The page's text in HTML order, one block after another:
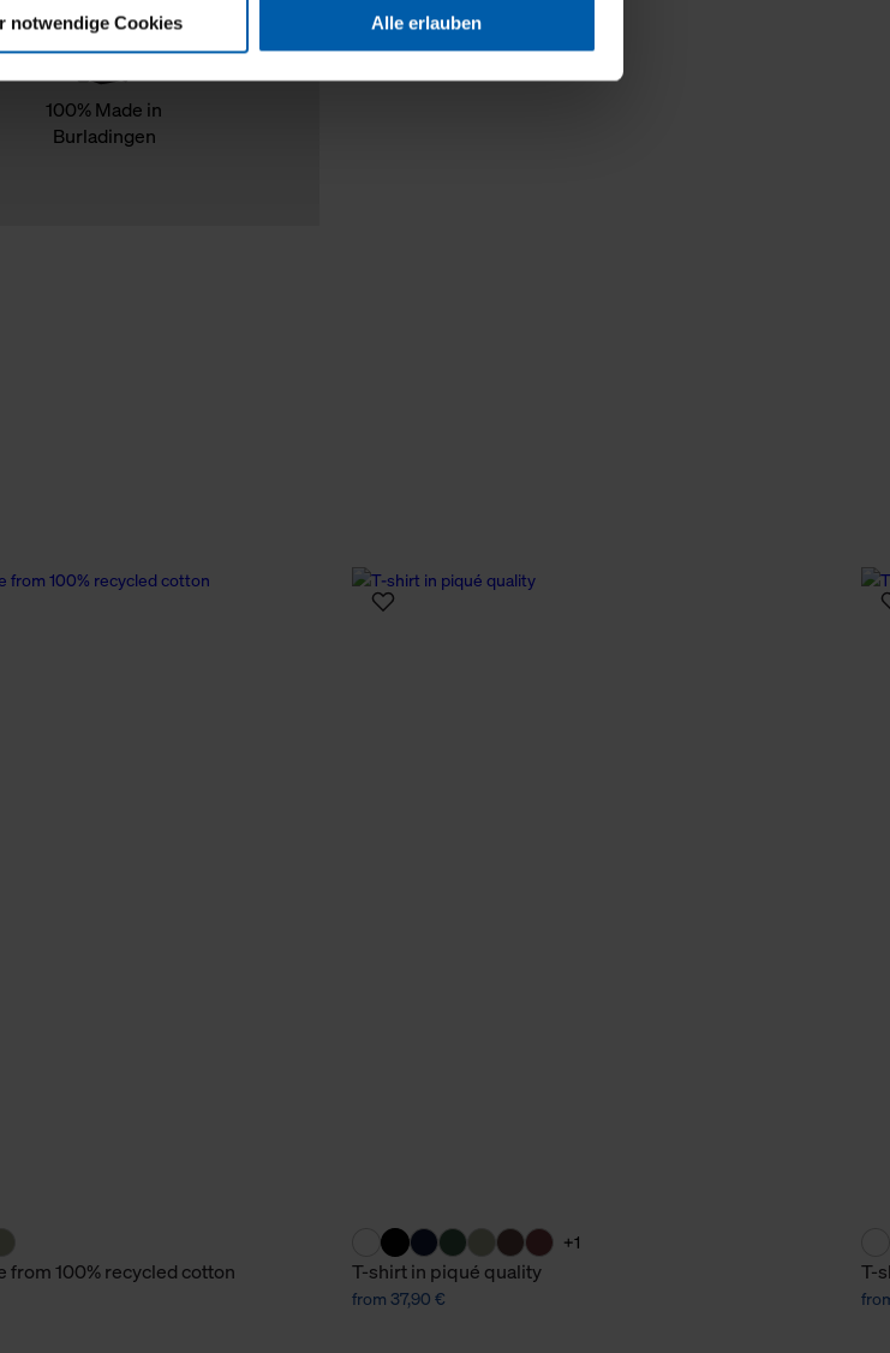
und Web-Technologien für Ihr personalisiertes Einkaufserlebnis
können Sie die Arten der Cookies selbst festlegen, die Sie erlauben
notwendige Cookies Alle erlauben
100% Made in
Burladingen
from 100% recycled cotton
+1
T-shirt in piqué quality
from 37,90 €
T-